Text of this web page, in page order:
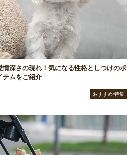
情深さの現れ！気になる性格としつけのポ
テムをご紹介
おすすめ/特集